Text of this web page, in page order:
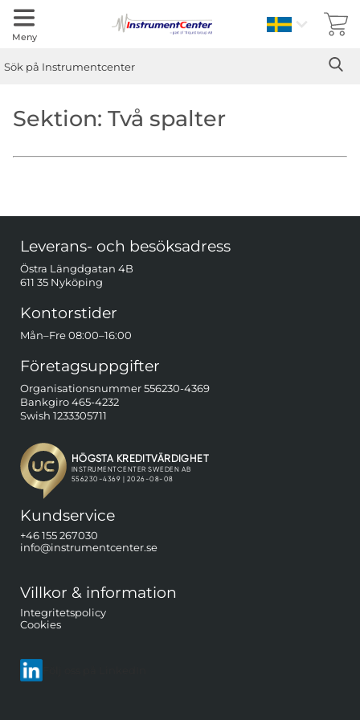
Meny Sverige
Sektion: Två spalter
Leverans- och besöksadress
Östra Längdgatan 4B
611 35 Nyköping
Kontorstider
Mån–Fre 08:00–16:00
Företagsuppgifter
Organisationsnummer 556230-4369
Bankgiro 465-4232
Swish 1233305711
Kundservice
+46 155 267030
info@instrumentcenter.se
Villkor & information
Integritetspolicy
Cookies